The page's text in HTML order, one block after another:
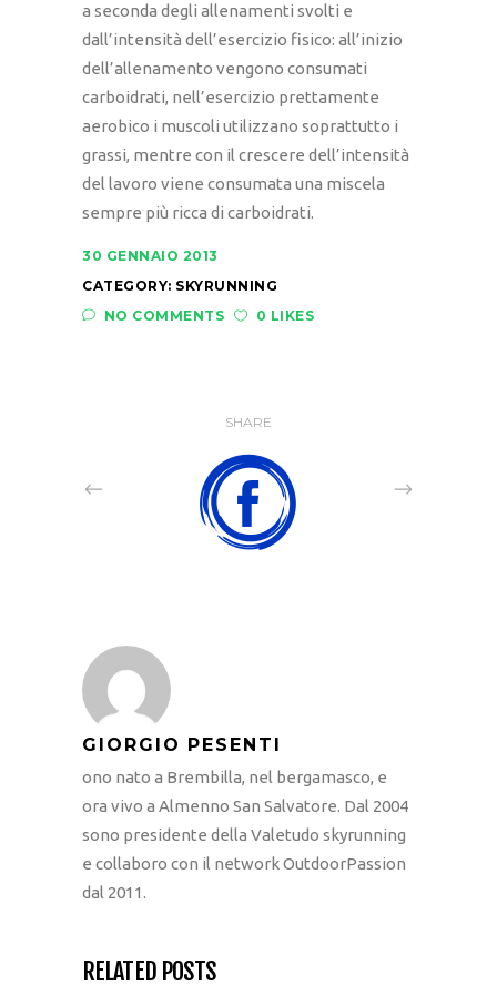
a seconda degli allenamenti svolti e
dall’intensità dell’esercizio fisico: all’inizio
dell’allenamento vengono consumati
carboidrati, nell’esercizio prettamente
aerobico i muscoli utilizzano soprattutto i
grassi, mentre con il crescere dell’intensità
del lavoro viene consumata una miscela
sempre più ricca di carboidrati.
30 GENNAIO 2013
CATEGORY: SKYRUNNING
NO COMMENTS
0 LIKES
SHARE
GIORGIO PESENTI
ono nato a Brembilla, nel bergamasco, e
ora vivo a Almenno San Salvatore. Dal 2004
sono presidente della Valetudo skyrunning
e collaboro con il network OutdoorPassion
dal 2011.
RELATED POSTS